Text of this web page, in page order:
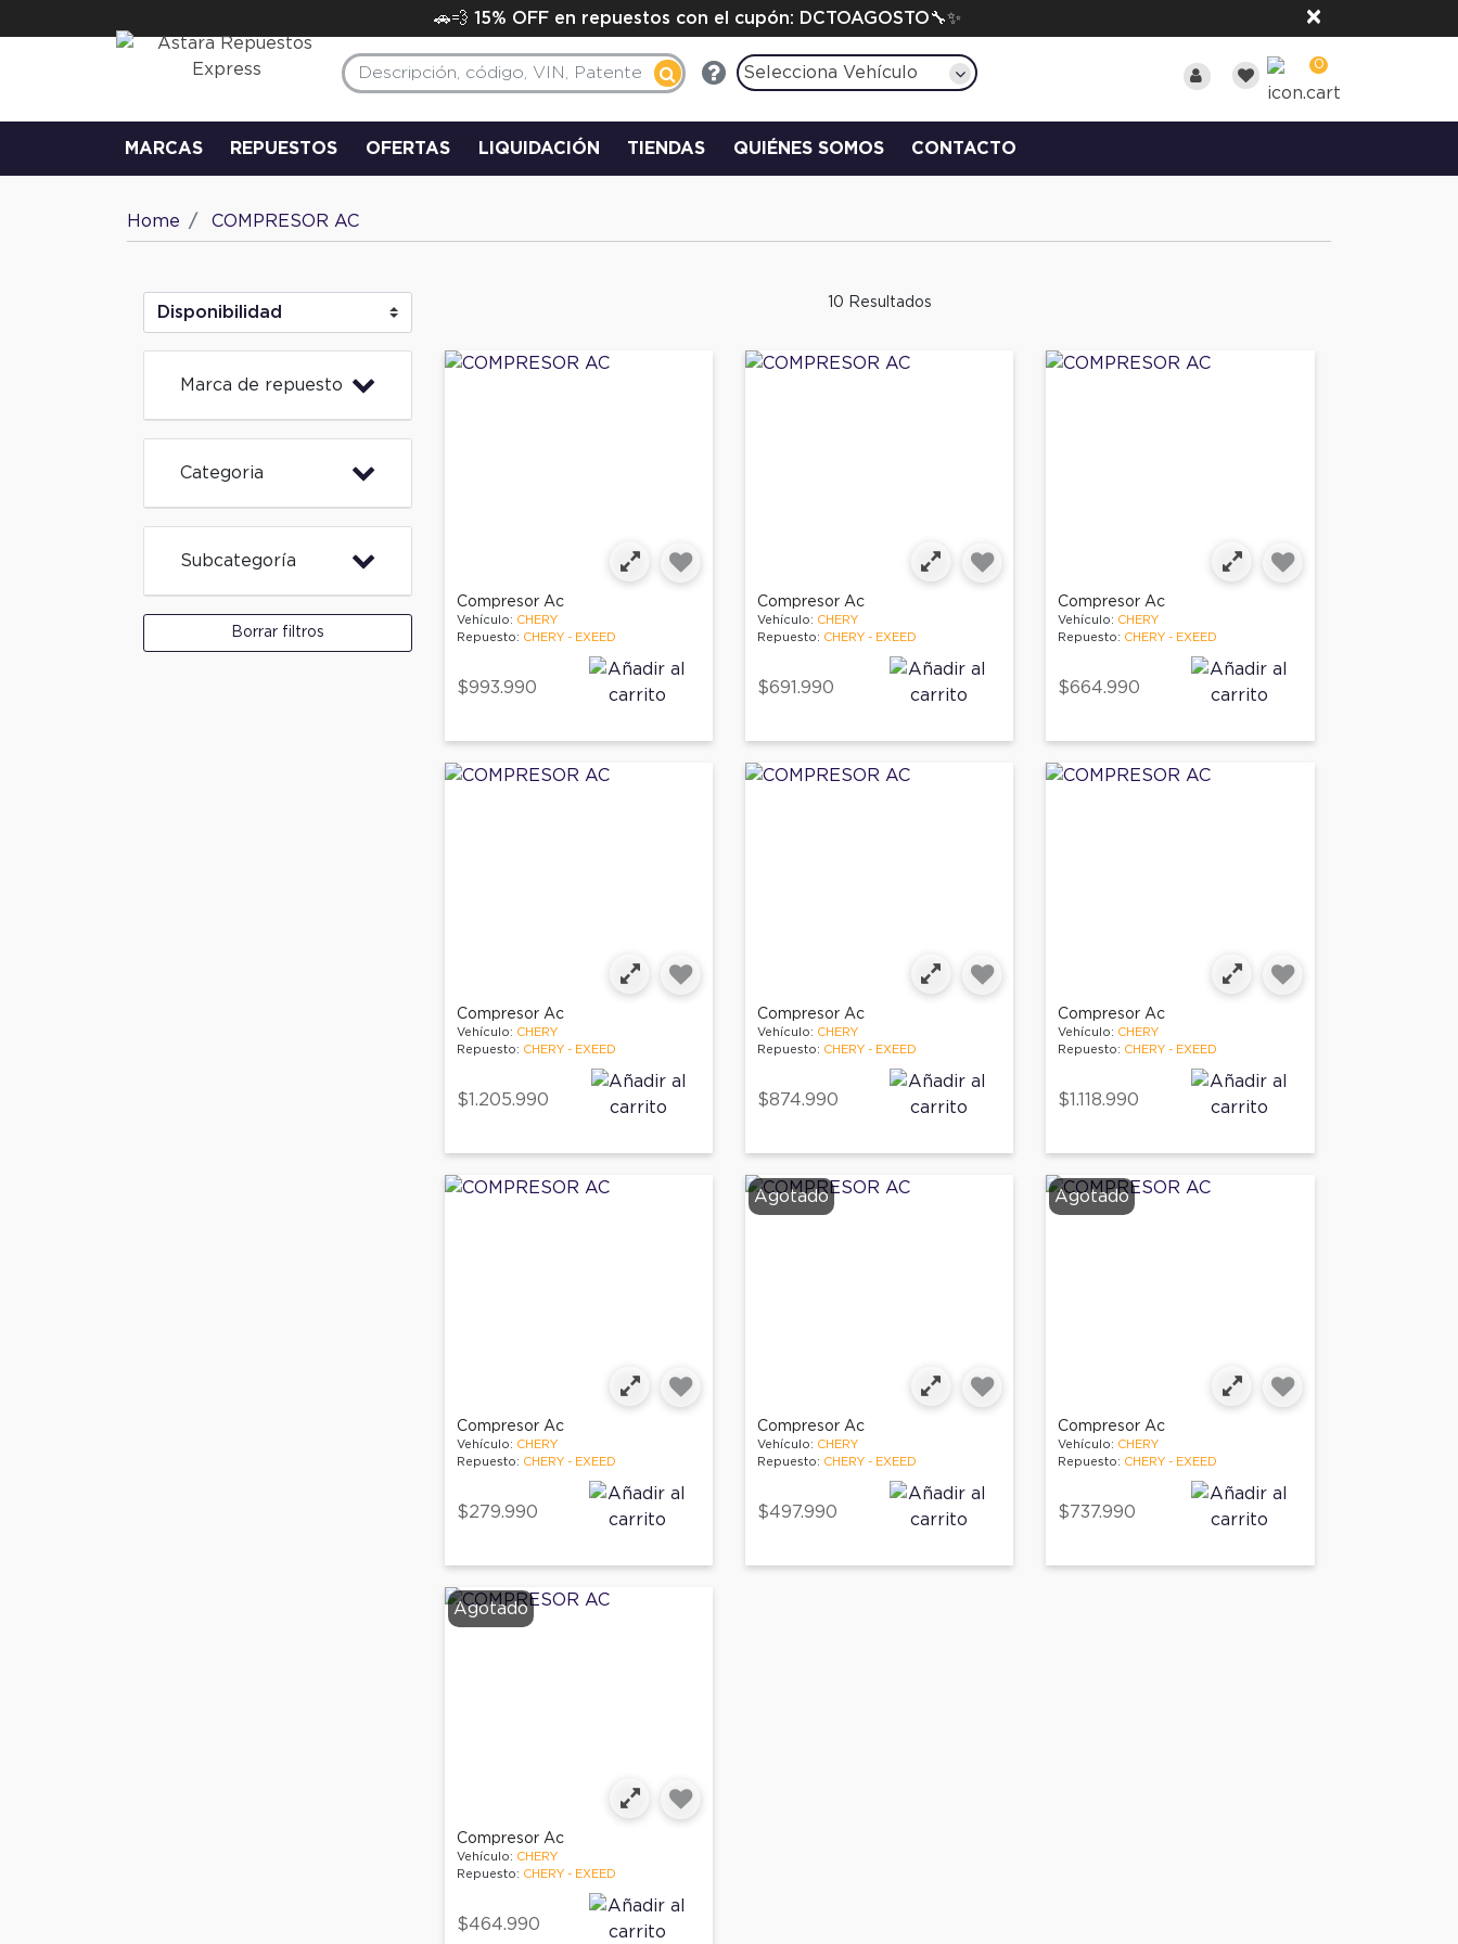
🚗💨 15% OFF en repuestos con el cupón: DCTOAGOSTO🔧✨ ×
Selecciona Vehículo 0
MARCAS REPUESTOS OFERTAS LIQUIDACIÓN TIENDAS QUIÉNES SOMOS CONTACTO
Home COMPRESOR AC
10 Resultados
Marca de repuesto
Categoria
Subcategoría
Borrar filtros
Compresor Ac
Vehículo: CHERY
Repuesto: CHERY - EXEED
$993.990
Compresor Ac
Vehículo: CHERY
Repuesto: CHERY - EXEED
$691.990
Compresor Ac
Vehículo: CHERY
Repuesto: CHERY - EXEED
$664.990
Compresor Ac
Vehículo: CHERY
Repuesto: CHERY - EXEED
$1.205.990
Compresor Ac
Vehículo: CHERY
Repuesto: CHERY - EXEED
$874.990
Compresor Ac
Vehículo: CHERY
Repuesto: CHERY - EXEED
$1.118.990
Compresor Ac
Vehículo: CHERY
Repuesto: CHERY - EXEED
$279.990
Agotado
Compresor Ac
Vehículo: CHERY
Repuesto: CHERY - EXEED
$497.990
Agotado
Compresor Ac
Vehículo: CHERY
Repuesto: CHERY - EXEED
$737.990
Agotado
Compresor Ac
Vehículo: CHERY
Repuesto: CHERY - EXEED
$464.990